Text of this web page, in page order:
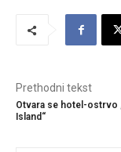
Prethodni tekst
Otvara se hotel-ostrvo
Island“